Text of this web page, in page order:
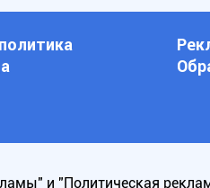
и "Политическая